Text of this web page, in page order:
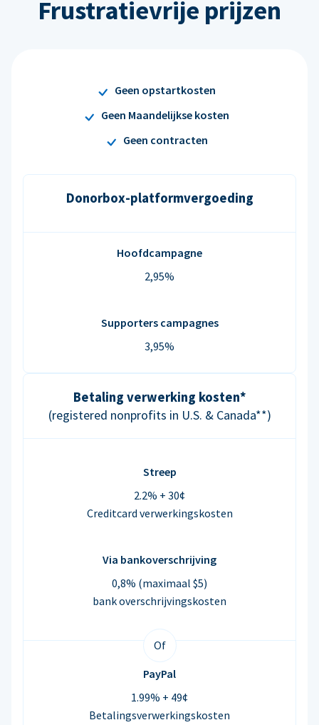
Frustratievrije prijzen
Geen opstartkosten
Geen Maandelijkse kosten
Geen contracten
Donorbox-platformvergoeding
Hoofdcampagne
2,95%
Supporters campagnes
3,95%
Betaling verwerking kosten*
(registered nonprofits in U.S. & Canada**)
Streep
2.2% + 30¢
Creditcard verwerkingskosten
Via bankoverschrijving
0,8% (maximaal $5)
bank overschrijvingskosten
Of
PayPal
1.99% + 49¢
Betalingsverwerkingskosten